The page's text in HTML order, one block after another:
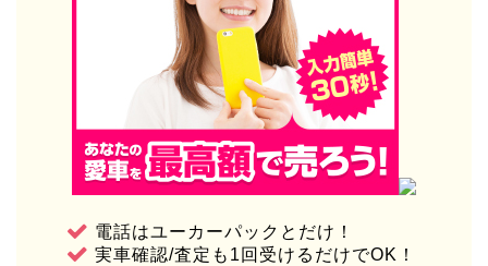
電話はユーカーパックとだけ！
実車確認/査定も1回受けるだけでOK！